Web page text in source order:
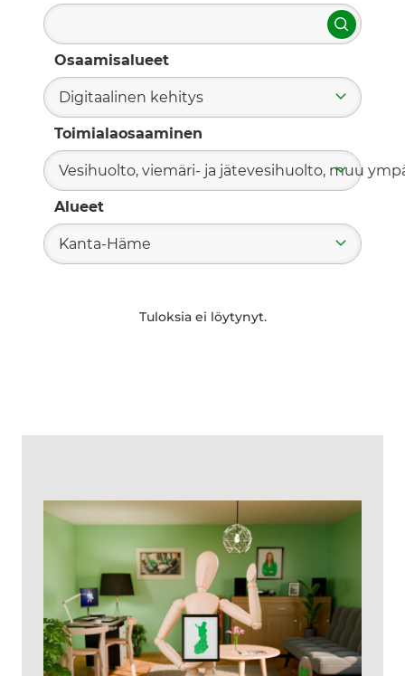
Hae
Osaamisalueet
Digitaalinen kehitys
Toimialaosaaminen
Vesihuolto, viemäri- ja jätevesihuolto, muu
Alueet
Kanta-Häme
Tuloksia ei löytynyt.